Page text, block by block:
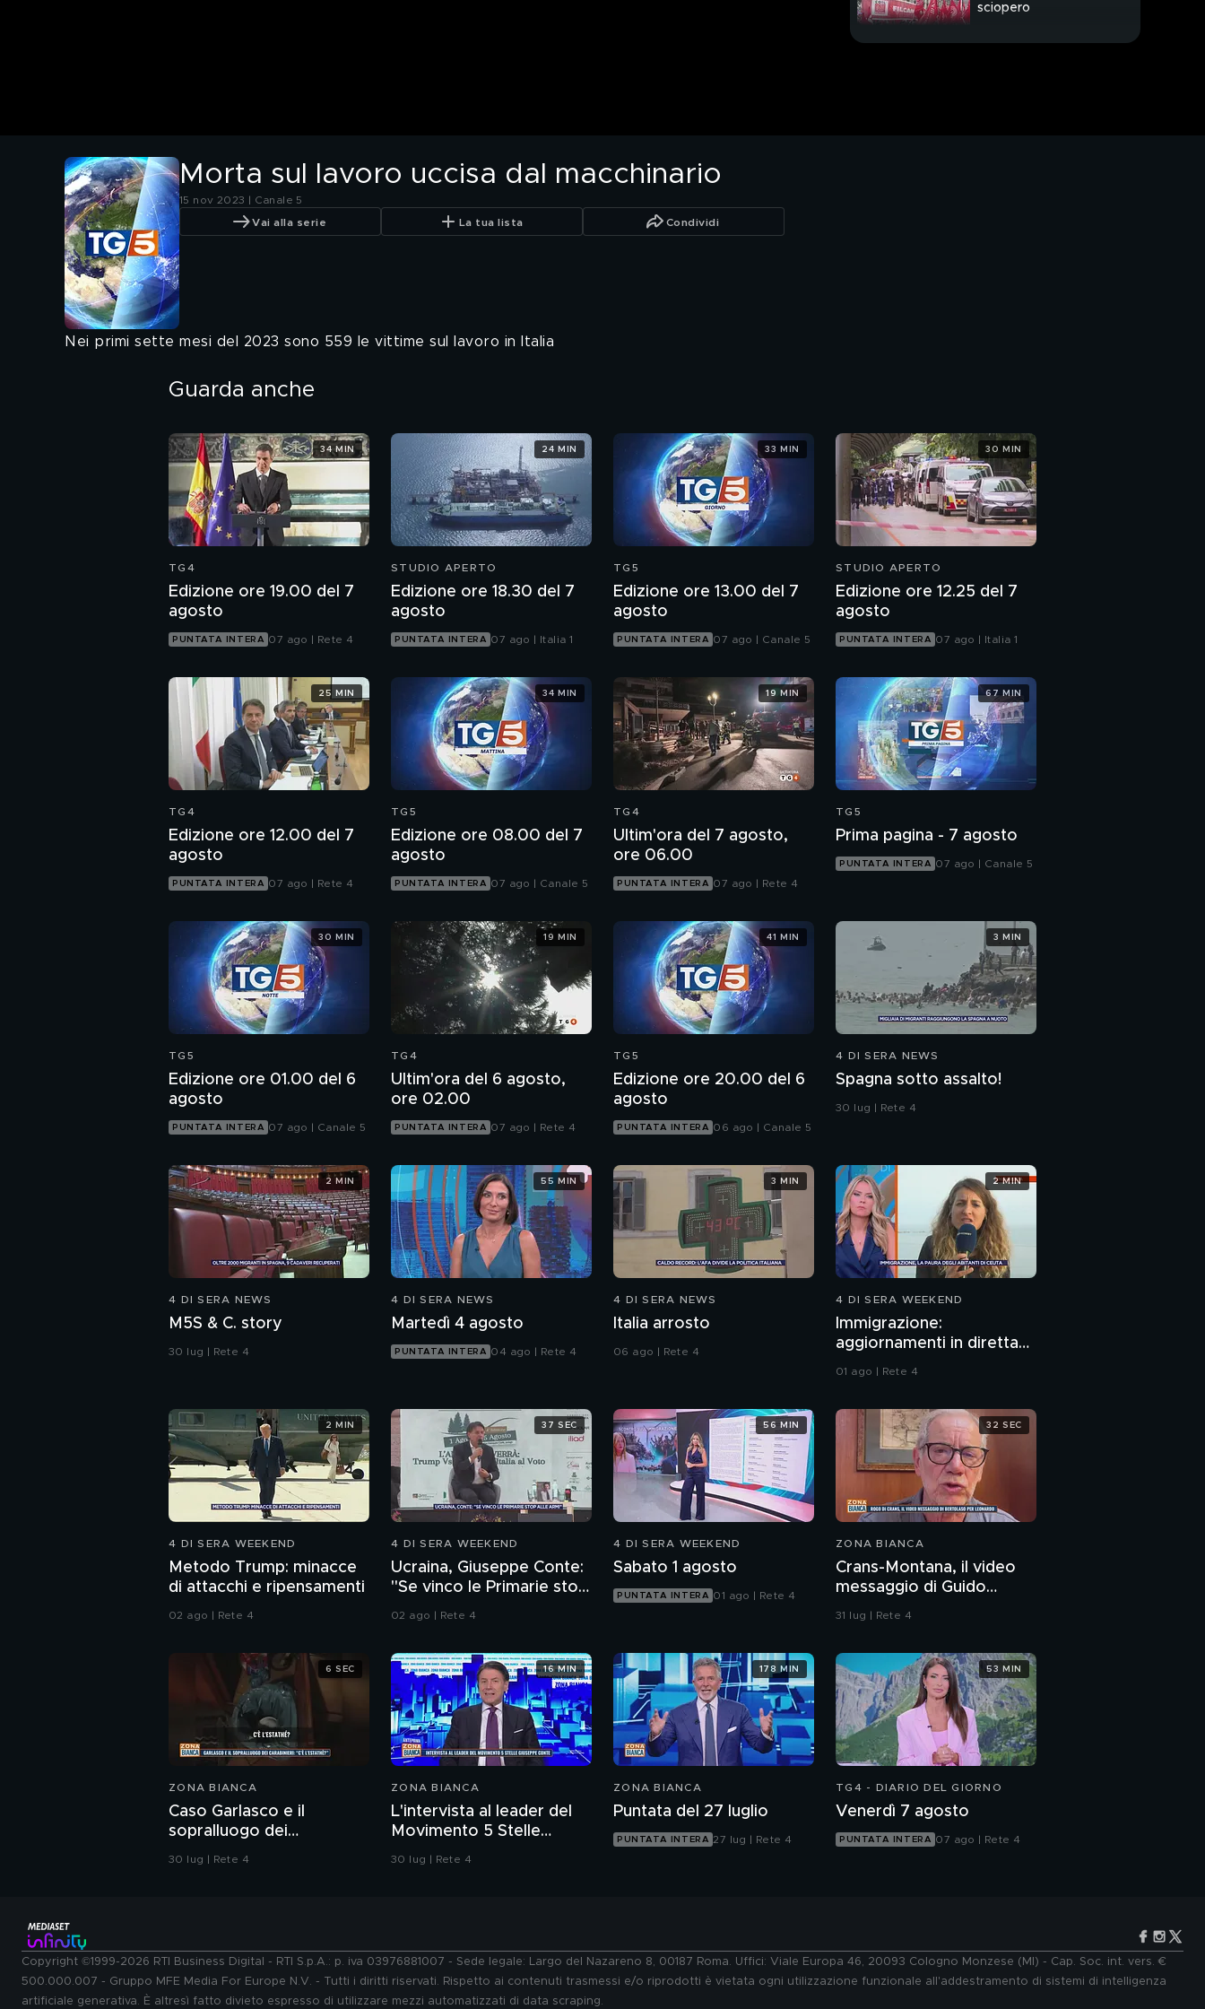
sciopero
Morta sul lavoro uccisa dal macchinario
15 nov 2023 | Canale 5
Vai alla serie La tua lista Condividi
Nei primi sette mesi del 2023 sono 559 le vittime sul lavoro in Italia
Guarda anche
TG4
Edizione ore 19.00 del 7
agosto
PUNTATA INTERA 07 ago | Rete 4
34 MIN
STUDIO APERTO
Edizione ore 18.30 del 7
agosto
PUNTATA INTERA 07 ago | Italia 1
24 MIN
TG5
Edizione ore 13.00 del 7
agosto
PUNTATA INTERA 07 ago | Canale 5
33 MIN
STUDIO APERTO
Edizione ore 12.25 del 7
agosto
PUNTATA INTERA 07 ago | Italia 1
30 MIN
TG4
Edizione ore 12.00 del 7
agosto
PUNTATA INTERA 07 ago | Rete 4
25 MIN
TG5
Edizione ore 08.00 del 7
agosto
PUNTATA INTERA 07 ago | Canale 5
34 MIN
TG4
Ultim'ora del 7 agosto,
ore 06.00
PUNTATA INTERA 07 ago | Rete 4
19 MIN
TG5
Prima pagina - 7 agosto
PUNTATA INTERA 07 ago | Canale 5
67 MIN
TG5
Edizione ore 01.00 del 6
agosto
PUNTATA INTERA 07 ago | Canale 5
30 MIN
TG4
Ultim'ora del 6 agosto,
ore 02.00
PUNTATA INTERA 07 ago | Rete 4
19 MIN
TG5
Edizione ore 20.00 del 6
agosto
PUNTATA INTERA 06 ago | Canale 5
41 MIN
4 DI SERA NEWS
Spagna sotto assalto!
30 lug | Rete 4
3 MIN
4 DI SERA NEWS
M5S & C. story
30 lug | Rete 4
2 MIN
4 DI SERA NEWS
Martedì 4 agosto
PUNTATA INTERA 04 ago | Rete 4
55 MIN
4 DI SERA NEWS
Italia arrosto
06 ago | Rete 4
3 MIN
4 DI SERA WEEKEND
Immigrazione:
aggiornamenti in diretta
da Ceuta
01 ago | Rete 4
2 MIN
4 DI SERA WEEKEND
Metodo Trump: minacce
di attacchi e ripensamenti
02 ago | Rete 4
2 MIN
4 DI SERA WEEKEND
Ucraina, Giuseppe Conte:
"Se vinco le Primarie stop
alle armi"
02 ago | Rete 4
37 SEC
4 DI SERA WEEKEND
Sabato 1 agosto
PUNTATA INTERA 01 ago | Rete 4
56 MIN
ZONA BIANCA
Crans-Montana, il video
messaggio di Guido
Bertolaso per Leonardo
31 lug | Rete 4
32 SEC
ZONA BIANCA
Caso Garlasco e il
sopralluogo dei
Carabinieri
30 lug | Rete 4
6 SEC
ZONA BIANCA
L'intervista al leader del
Movimento 5 Stelle
Giuseppe Conte
30 lug | Rete 4
16 MIN
ZONA BIANCA
Puntata del 27 luglio
PUNTATA INTERA 27 lug | Rete 4
178 MIN
TG4 - DIARIO DEL GIORNO
Venerdì 7 agosto
PUNTATA INTERA 07 ago | Rete 4
53 MIN
Copyright ©1999-2026 RTI Business Digital - RTI S.p.A.: p. iva 03976881007 - Sede legale: Largo del Nazareno 8, 00187 Roma. Uffici: Viale Europa 46, 20093 Cologno Monzese (MI) - Cap. Soc. int. vers. €
500.000.007 - Gruppo MFE Media For Europe N.V. - Tutti i diritti riservati. Rispetto ai contenuti trasmessi e/o riprodotti è vietata ogni utilizzazione funzionale all'addestramento di sistemi di intelligenza
artificiale generativa. È altresì fatto divieto espresso di utilizzare mezzi automatizzati di data scraping.